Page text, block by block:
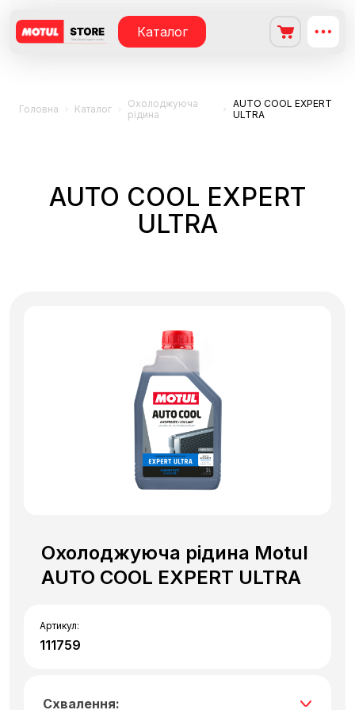
Каталог
Головна Каталог
Охолоджуюча
рідина
AUTO COOL EXPERT
ULTRA
AUTO COOL EXPERT
ULTRA
Охолоджуюча рідина Motul
AUTO COOL EXPERT ULTRA
Артикул:
111759
Схвалення: